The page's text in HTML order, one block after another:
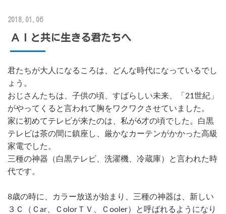
2018.01.06
ＡＩと共に生きる君たちへ
君たちが大人になるころは、どんな時代になっているでし
ょう。
おじさんたちは、子供の頃、すばらしい未来、「21世紀」
がやってくると言われて胸をワクワクさせていました。
家に初めてテレビが来たのは、私が6才の頃でした。白黒
テレビは茶の間に鎮座し、厳かなカーテンがかかった高級
家電でした。
三種の神器（白黒テレビ、洗濯機、冷蔵庫）と言われた時
代です。
8歳の時に、カラー放送が始まり、三種の神器は、新しい
３Ｃ（Ｃar、ＣolorＴＶ、Ｃooler）と呼ばれるようになり